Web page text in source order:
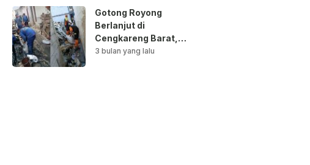
Gotong Royong
Berlanjut di
Cengkareng Barat,
Saluran Air
3 bulan yang lalu